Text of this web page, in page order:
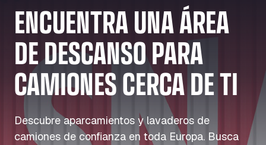
ENCUENTRA UNA ÁREA
DE DESCANSO PARA
CAMIONES CERCA DE TI
Descubre aparcamientos y lavaderos de
camiones de confianza en toda Europa. Busca